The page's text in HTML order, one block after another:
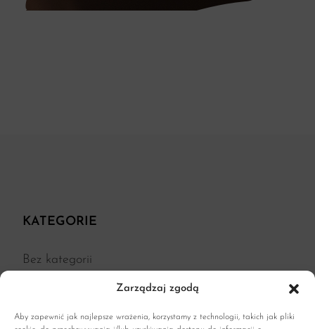
Zarządzaj zgodą
Aby zapewnić jak najlepsze wrażenia, korzystamy z technologii, takich jak pliki
KATEGORIE
Bez kategorii